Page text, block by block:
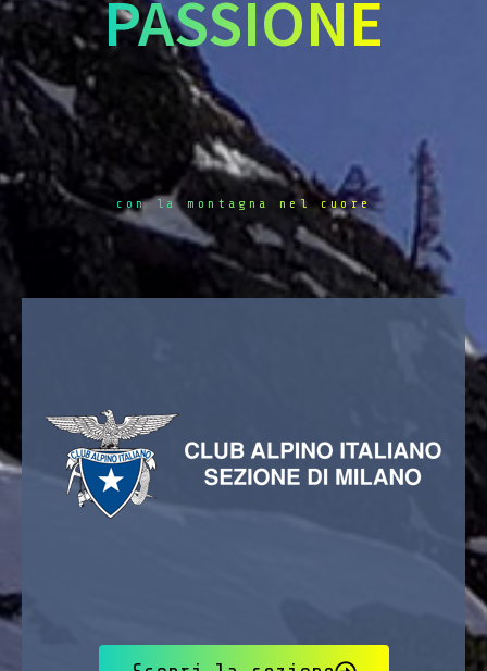
PASSIONE
con la montagna nel cuore